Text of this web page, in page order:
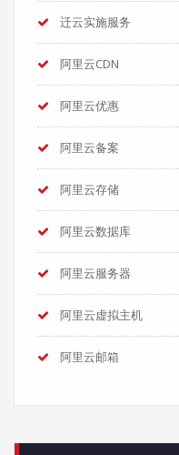
迁云实施服务
阿里云CDN
阿里云优惠
阿里云备案
阿里云存储
阿里云数据库
阿里云服务器
阿里云虚拟主机
阿里云邮箱